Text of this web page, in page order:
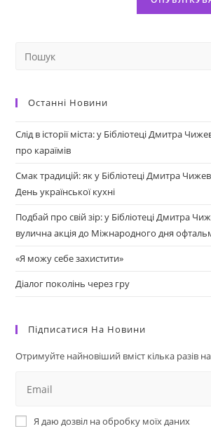
Останні Новини
Слід в історії міста: у Бібліотеці Дмитра
про караїмів
Смак традицій: як у Бібліотеці Дмитра
День української кухні
Подбай про свій зір: у Бібліотеці Дмитра
вулична акція до Міжнародного дня
«Я можу себе захистити»
Діалог поколінь через гру
Підписатися На Новини
Отримуйте найновіший вміст кілька разів
Я даю дозвіл на обробку моїх даних